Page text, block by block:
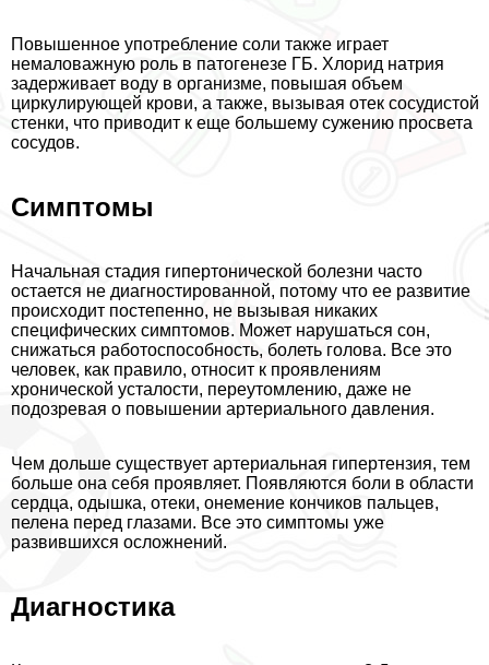
Повышенное употрeбление соли также играет
немаловажную роль в патогенезе ГБ. Хлорид натрия
задерживает воду в организме, повышая объем
циркулирующей крови, а также, вызывая отек сосудистой
стенки, что приводит к еще большему сужению просвета
сосудов.
Симптомы
Начальная стадия гипертонической болезни часто
остается не диагностированной, потому что ее развитие
происходит постепенно, не вызывая никаких
специфических симптомов. Может нарушаться сон,
снижаться работоспособность, болеть голова. Все это
человек, как правило, относит к проявлениям
хронической усталости, переутомлению, даже не
подозревая о повышении артериального давления.
Чем дольше существует артериальная гипертензия, тем
больше она себя проявляет. Появляются боли в области
сердца, одышка, отеки, онемение кончиков пальцев,
пелена перед глазами. Все это симптомы уже
развившихся осложнений.
Диагностика